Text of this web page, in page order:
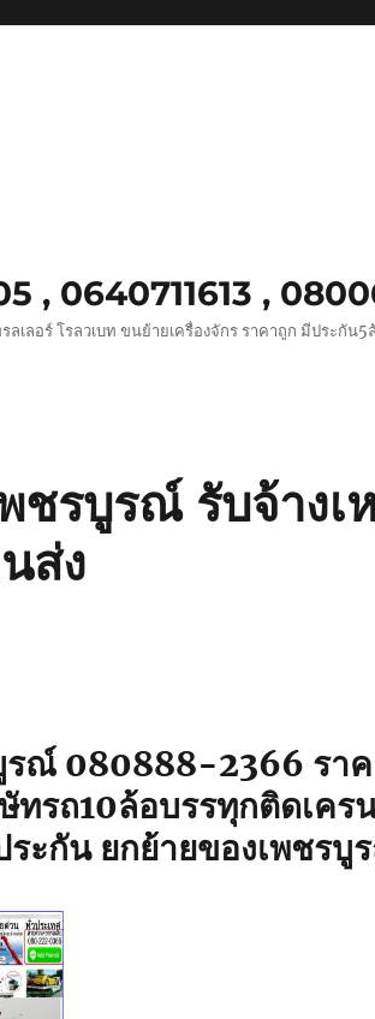
, 0640711613 ,
เลอร์ โรลวเบท ขนย้ายเครื่องจักร ราคาถูก มีประกัน
ชรบูรณ์ รับจ้าง
ส่ง
รณ์ 080888-2366 ราค
ทรถ10ล้อบรรทุกติดเค
ะกัน ยกย้ายของเพชรบู